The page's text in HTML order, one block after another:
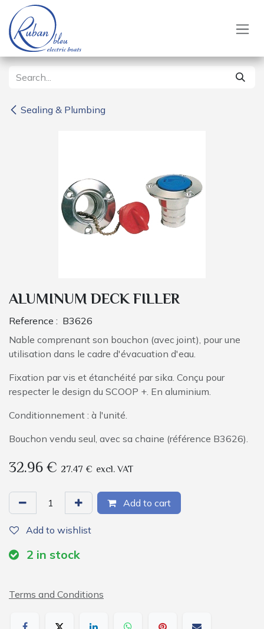
Skip to Content
Sealing & Plumbing
ALUMINUM DECK FILLER
Reference : B3626
Nable comprenant son bouchon (avec joint), pour une
utilisation dans le cadre d'évacuation d'eau.
Fixation par vis et étanchéité par sika. Conçu pour
respecter le design du SCOOP +. En aluminium.
Conditionnement : à l'unité.
Bouchon vendu seul, avec sa chaine (référence B3626).
32.96€ 27.47 € excl. VAT
Add to cart
Add to wishlist
2 in stock
Terms and Conditions